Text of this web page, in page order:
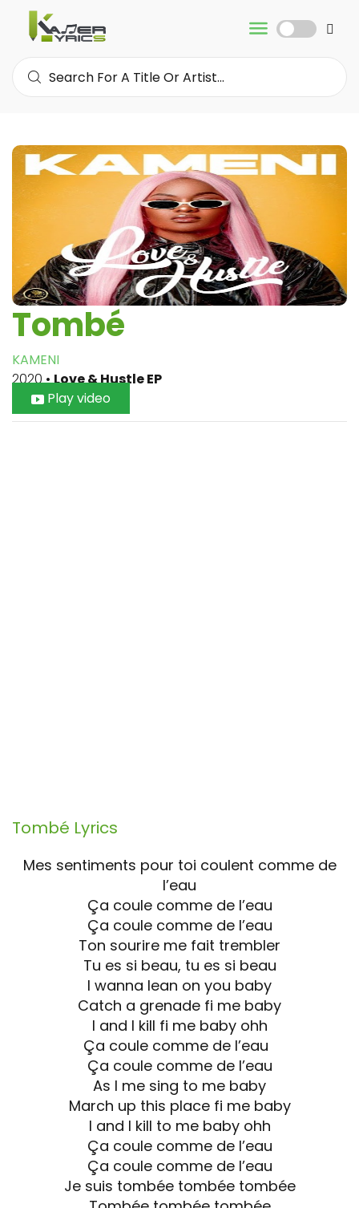
Tombé
KAMENI
2020•Love & Hustle EP
Play video
Tombé Lyrics
Mes sentiments pour toi coulent comme de
l’eau
Ça coule comme de l’eau
Ça coule comme de l’eau
Ton sourire me fait trembler
Tu es si beau, tu es si beau
I wanna lean on you baby
Catch a grenade fi me baby
I and I kill fi me baby ohh
Ça coule comme de l’eau
Ça coule comme de l’eau
As I me sing to me baby
March up this place fi me baby
I and I kill to me baby ohh
Ça coule comme de l’eau
Ça coule comme de l’eau
Je suis tombée tombée tombée